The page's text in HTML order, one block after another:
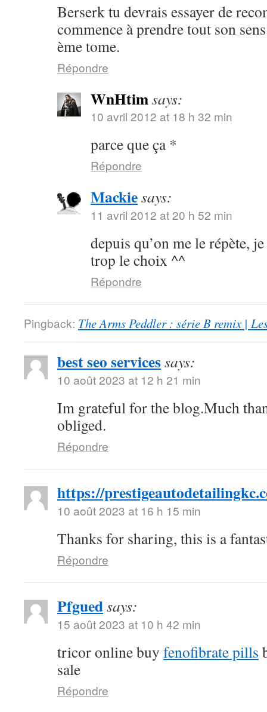
Berserk tu devrais essayer de
commence à prendre tout son
ème tome.
Répondre
WnHtimsays:
10 avril 2012 at 18 h 32 min
parce que ça *
Répondre
Mackiesays:
11 avril 2012 at 20 h 52 min
depuis qu’on me le répète,
trop le choix ^^
Répondre
Pingback: The Arms Peddler : série B remix |
best seo servicessays:
10 août 2023 at 12 h 21 min
Im grateful for the blog.Much
obliged.
Répondre
https://
10 août 2023 at 16 h 15 min
Thanks for sharing, this is a
Répondre
Pfguedsays:
15 août 2023 at 10 h 42 min
tricor online buy fenofibrate pills
sale
Répondre